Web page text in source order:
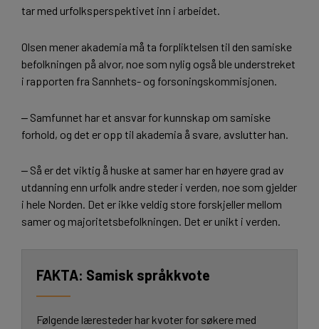
tar med urfolksperspektivet inn i arbeidet.
Olsen mener akademia må ta forpliktelsen til den samiske
befolkningen på alvor, noe som nylig også ble understreket
i rapporten fra Sannhets- og forsoningskommisjonen.
‒ Samfunnet har et ansvar for kunnskap om samiske
forhold, og det er opp til akademia å svare, avslutter han.
‒ Så er det viktig å huske at samer har en høyere grad av
utdanning enn urfolk andre steder i verden, noe som gjelder
i hele Norden. Det er ikke veldig store forskjeller mellom
samer og majoritetsbefolkningen. Det er unikt i verden.
Samisk språkkvote
Følgende læresteder har kvoter for søkere med